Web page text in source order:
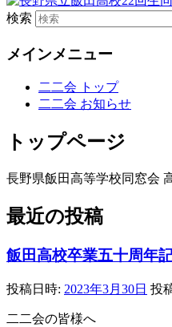
検索
メインメニュー
二二会 トップ
二二会 お知らせ
トップページ
長野県飯田高等学校同窓会
最近の投稿
飯田高校卒業五十周年
投稿日時: 2023年3月30日 投
二二会の皆様へ